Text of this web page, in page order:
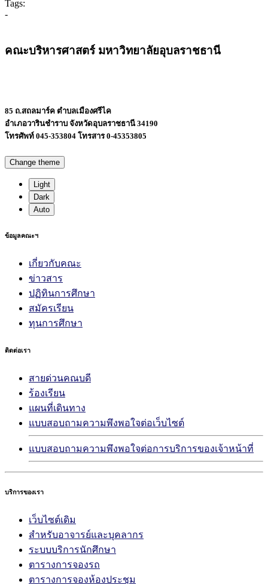
Tags:
-
คณะบริหารศาสตร์ มหาวิทยาลัยอุบลราชธานี
85 ถ.สถลมาร์ค ตำบลเมืองศรีไค
อำเภอวารินชำราบ จังหวัดอุบลราชธานี 34190
โทรศัพท์ 045-353804 โทรสาร 0-45353805
Change theme
Light
Dark
Auto
ข้อมูลคณะฯ
เกี่ยวกับคณะ
ข่าวสาร
ปฏิทินการศึกษา
สมัครเรียน
ทุนการศึกษา
ติดต่อเรา
สายด่วนคณบดี
ร้องเรียน
แผนที่เดินทาง
แบบสอบถามความพึงพอใจต่อเว็บไซต์
แบบสอบถามความพึงพอใจต่อการบริการของเจ้าหน้าที่
บริการของเรา
เว็บไซต์เดิม
สำหรับอาจารย์และบุคลากร
ระบบบริการนักศึกษา
ตารางการจองรถ
ตารางการจองห้องประชุม